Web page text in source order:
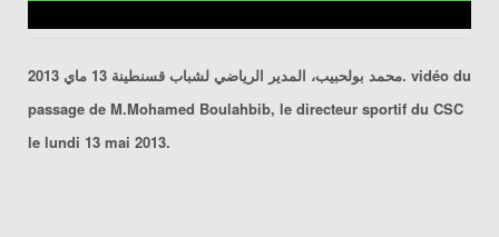
محمد بولحبيب، المدير الرياضي لشباب قسنطينة
13 ماي 2013. vidéo du
passage de M.Mohamed Boulahbib, le directeur sportif du CSC
le lundi 13 mai 2013.